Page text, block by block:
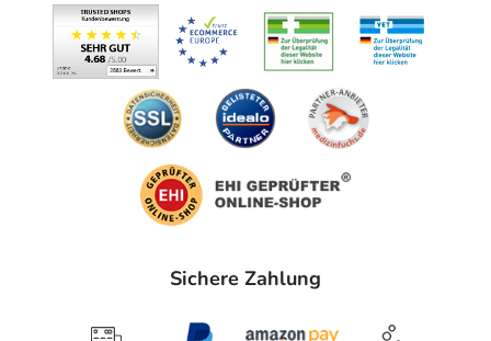
Sichere Zahlung